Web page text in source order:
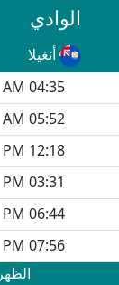
الوادي
أنغيلا
04:35 AM
05:52 AM
12:18 PM
03:31 PM
06:44 PM
07:56 PM
الظهر